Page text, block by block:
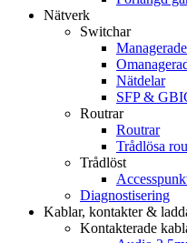
Nätverk
Switchar
Managerade
Nätdelar
SFP &
Routrar
Routrar
Trådlösa
Trådlöst
Diagnostisering
Kablar, kontakter &
Kontakterade